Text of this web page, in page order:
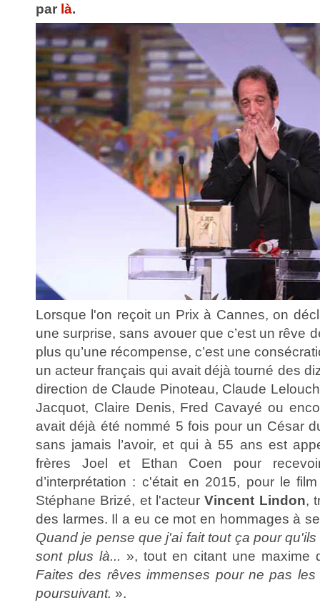
par là.
Lorsque l'on reçoit un Prix à Cannes, on
une surprise, sans avouer que c’est un rêve
plus qu’une récompense, c’est une
un acteur français qui avait déjà tourné des
direction de Claude Pinoteau, Claude
Jacquot, Claire Denis, Fred Cavayé ou
avait déjà été nommé 5 fois pour un César
sans jamais l’avoir, et qui à 55 ans est
frères Joel et Ethan Coen pour
d’interprétation : c'était en 2015, pour le
Stéphane Brizé, et l'acteurVincent Lindon,
des larmes. Il a eu ce mot en hommages à
Quand je pense que j'ai fait tout ça pour
sont plus là... », tout en citant une maxime
Faites des rêves immenses pour ne pas
poursuivant. ».